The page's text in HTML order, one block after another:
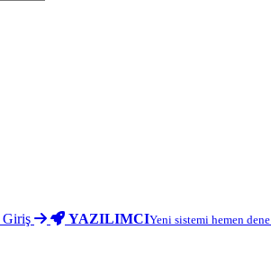
Giriş YAZILIMCIYeni sistemi hemen dene